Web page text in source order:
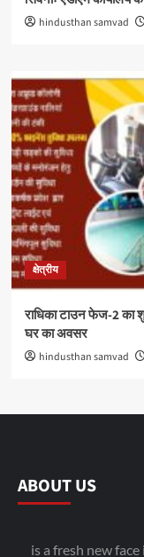
hindusthan samvad
क्षेत्रीय
राधिका टाउन फेज-2 का
घर का अवसर
hindusthan samvad
ABOUT US
is a fresh new